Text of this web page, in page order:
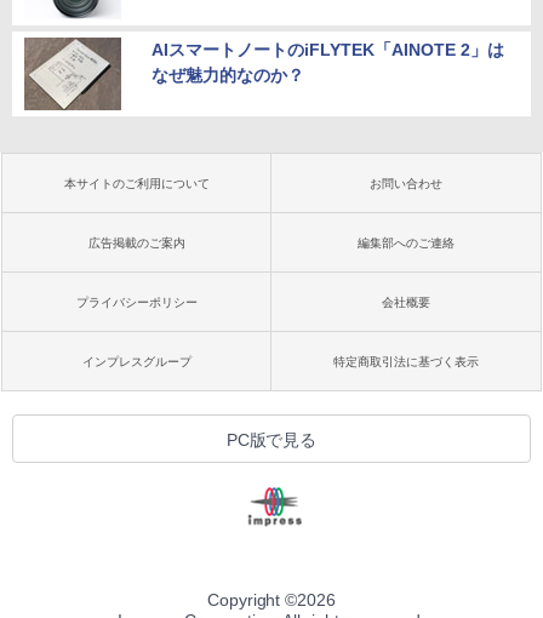
AIスマートノートのiFLYTEK「AINOTE 2」は
なぜ魅力的なのか？
本サイトのご利用について お問い合わせ
広告掲載のご案内 編集部へのご連絡
プライバシーポリシー 会社概要
インプレスグループ 特定商取引法に基づく表示
PC版で見る
Copyright ©2026